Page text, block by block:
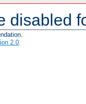
disabled
2.0.